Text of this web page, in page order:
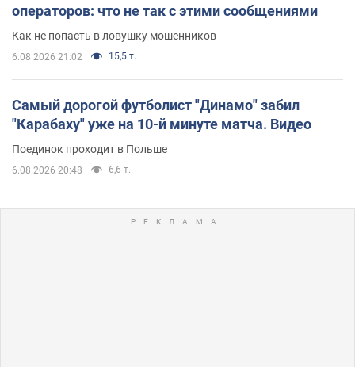
операторов: что не так с этими сообщениями
Как не попасть в ловушку мошенников
6.08.2026 21:02 15,5 т.
Самый дорогой футболист "Динамо" забил
"Карабаху" уже на 10-й минуте матча. Видео
Поединок проходит в Польше
6.08.2026 20:48 6,6 т.